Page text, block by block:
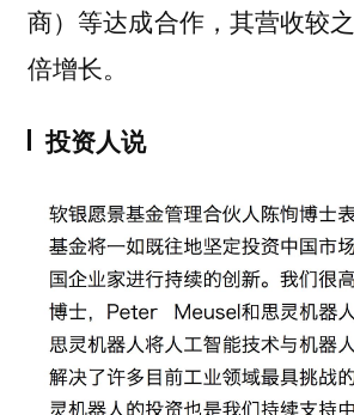
商）等达成合作，其营收较
倍增长。
投资人说